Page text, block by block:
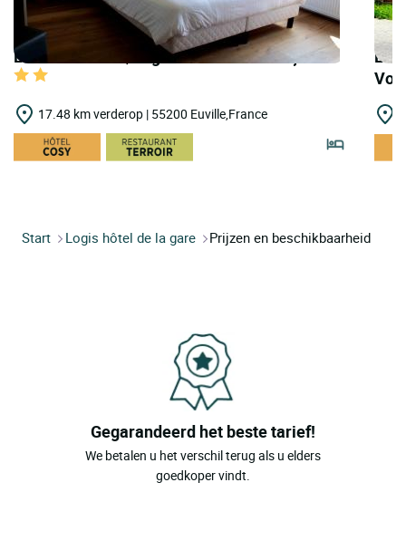
LOGIS HOTELS | Logis Hôtel le Provençal
17.48 km verderop | 55200 Euville,France
Start Logis hôtel de la gare Prijzen en beschikbaarheid
Gegarandeerd het beste tarief!
We betalen u het verschil terug als u elders
goedkoper vindt.